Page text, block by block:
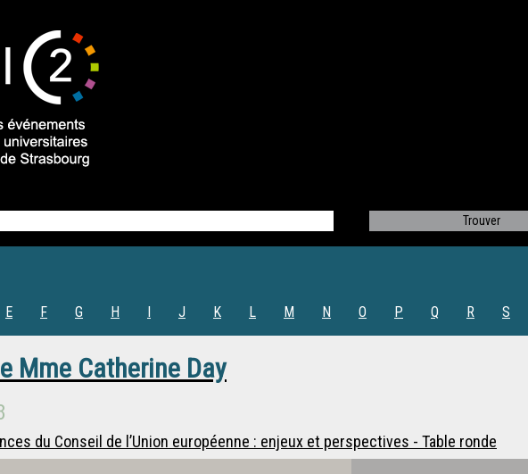
E F G H I J K L M N O P Q R S
Mme Catherine Day
du Conseil de l’Union européenne : enjeux et perspectives - Table ronde